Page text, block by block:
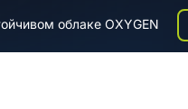
облаке OXYGEN